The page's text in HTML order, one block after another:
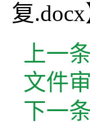
复.docx
上一条
文件
下一条